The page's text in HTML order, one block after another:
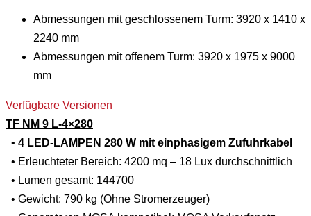
Abmessungen mit geschlossenem Turm: 3920 x 1410 x
2240 mm
Abmessungen mit offenem Turm: 3920 x 1975 x 9000
mm
Verfügbare Versionen
TF NM 9 L-4×280
• 4 LED-LAMPEN 280 W mit einphasigem Zufuhrkabel
• Erleuchteter Bereich: 4200 mq – 18 Lux durchschnittlich
• Lumen gesamt: 144700
• Gewicht: 790 kg (Ohne Stromerzeuger)